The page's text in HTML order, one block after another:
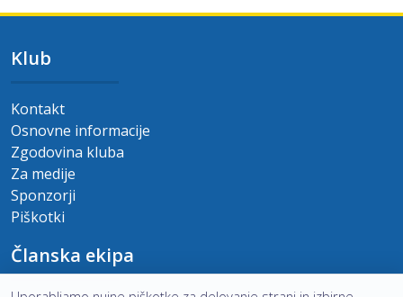
Klub
Kontakt
Osnovne informacije
Zgodovina kluba
Za medije
Sponzorji
Piškotki
Članska ekipa